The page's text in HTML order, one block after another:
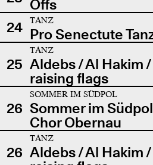
Offs
24
TANZ
Pro Senectute
25
TANZ
Aldebs / Al Hakim
raising flags
26
SOMMER IM SÜDPOL
Sommer im
Chor Obernau
26
TANZ
Aldebs / Al Hakim